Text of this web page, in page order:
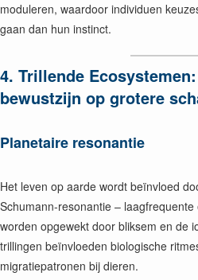
moduleren, waardoor individuen
gaan dan hun instinct.
4. Trillende
bewustzijn op grotere
Planetaire resonantie
Het leven op aarde wordt beïnvloed
Schumann-resonantie –
worden opgewekt door bliksem en de
trillingen beïnvloeden biologische
migratiepatronen bij dieren.